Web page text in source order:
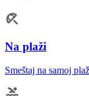
Na plaži
Smeštaj na samoj